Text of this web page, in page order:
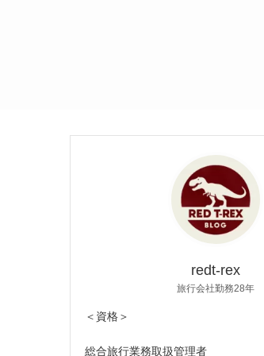
redt-rex
旅行会社勤務28年
＜資格＞
総合旅行業務取扱管理者